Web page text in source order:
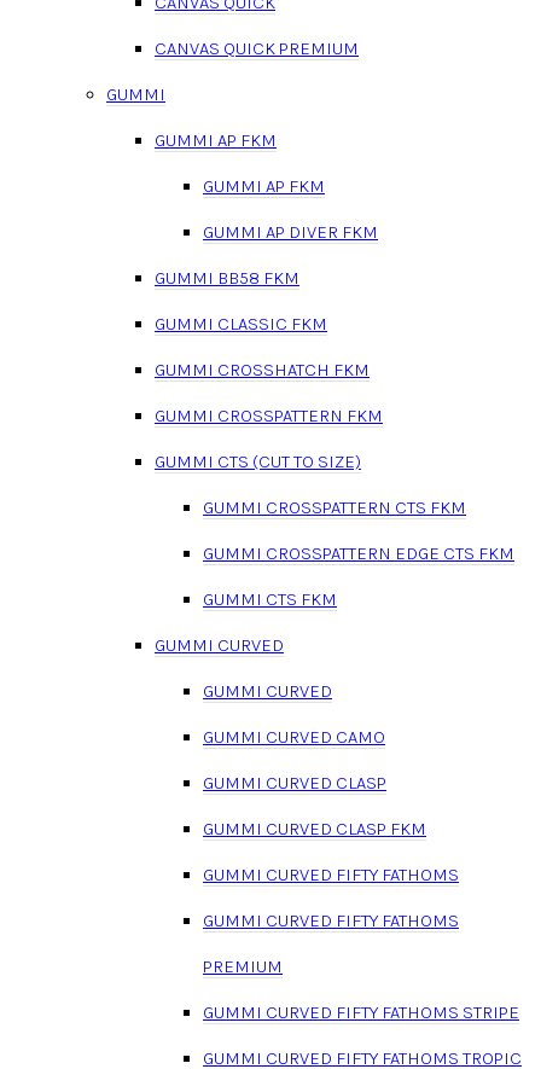
CANVAS QUICK PREMIUM
GUMMI
GUMMI AP FKM
GUMMI AP FKM
GUMMI AP DIVER FKM
GUMMI BB58 FKM
GUMMI CLASSIC FKM
GUMMI CROSSHATCH FKM
GUMMI CROSSPATTERN FKM
GUMMI CTS (CUT TO SIZE)
GUMMI CROSSPATTERN CTS FKM
GUMMI CROSSPATTERN EDGE CTS FKM
GUMMI CTS FKM
GUMMI CURVED
GUMMI CURVED
GUMMI CURVED CAMO
GUMMI CURVED CLASP
GUMMI CURVED CLASP FKM
GUMMI CURVED FIFTY FATHOMS
GUMMI CURVED FIFTY FATHOMS
PREMIUM
GUMMI CURVED FIFTY FATHOMS STRIPE
GUMMI CURVED FIFTY FATHOMS TROPIC